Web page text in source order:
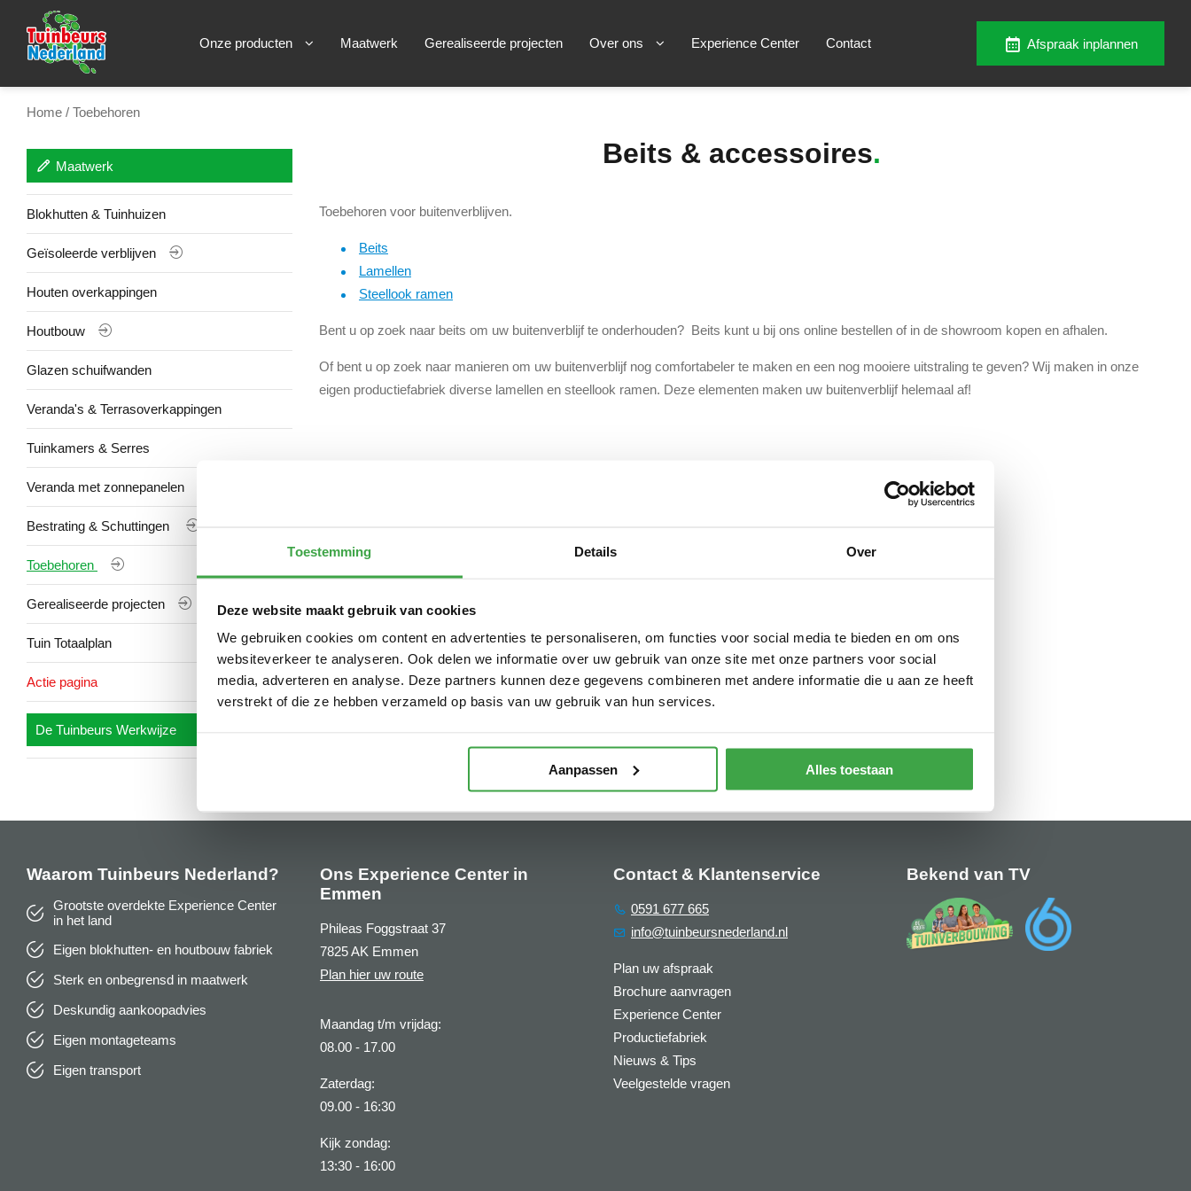
Toestemming Details Over
Deze website maakt gebruik van cookies
We gebruiken cookies om content en advertenties te personaliseren, om functies voor social media te bieden en om ons
websiteverkeer te analyseren. Ook delen we informatie over uw gebruik van onze site met onze partners voor social
media, adverteren en analyse. Deze partners kunnen deze gegevens combineren met andere informatie die u aan ze heeft
verstrekt of die ze hebben verzameld op basis van uw gebruik van hun services.
Aanpassen Alles toestaan
Onze producten Maatwerk Gerealiseerde projecten Over ons Experience Center Contact Afspraak inplannen
Home / Toebehoren
Maatwerk
Blokhutten & Tuinhuizen
Geïsoleerde verblijven
Houten overkappingen
Houtbouw
Glazen schuifwanden
Veranda's & Terrasoverkappingen
Tuinkamers & Serres
Veranda met zonnepanelen
Bestrating & Schuttingen
Toebehoren
Gerealiseerde projecten
Tuin Totaalplan
Actie pagina
De Tuinbeurs Werkwijze
Beits & accessoires
Toebehoren voor buitenverblijven.
Beits
Lamellen
Steellook ramen
Bent u op zoek naar beits om uw buitenverblijf te onderhouden? Beits kunt u bij ons online bestellen of in de showroom kopen en afhalen.
Of bent u op zoek naar manieren om uw buitenverblijf nog comfortabeler te maken en een nog mooiere uitstraling te geven? Wij maken in onze
eigen productiefabriek diverse lamellen en steellook ramen. Deze elementen maken uw buitenverblijf helemaal af!
Waarom Tuinbeurs Nederland?
Grootste overdekte Experience Center
in het land
Eigen blokhutten- en houtbouw fabriek
Sterk en onbegrensd in maatwerk
Deskundig aankoopadvies
Eigen montageteams
Eigen transport
Ons Experience Center in
Emmen
Phileas Foggstraat 37
7825 AK Emmen
Plan hier uw route
Maandag t/m vrijdag:
08.00 - 17.00
Zaterdag:
09.00 - 16:30
Kijk zondag:
13:30 - 16:00
Contact & Klantenservice
0591 677 665
info@tuinbeursnederland.nl
Plan uw afspraak
Brochure aanvragen
Experience Center
Productiefabriek
Nieuws & Tips
Veelgestelde vragen
Bekend van TV